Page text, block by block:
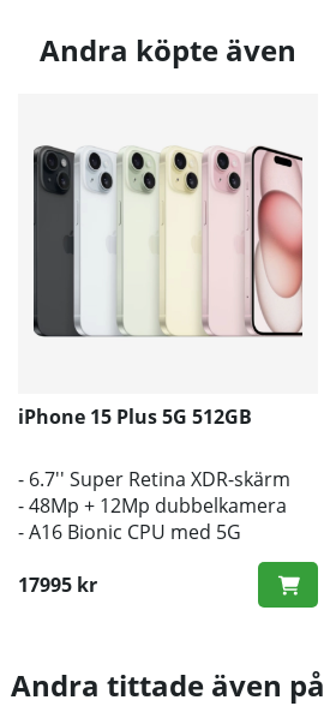
Andra köpte även
iPhone 15 Plus 5G 512GB
- 6.7'' Super Retina XDR-skärm
- 48Mp + 12Mp dubbelkamera
- A16 Bionic CPU med 5G
17995 kr
Andra tittade även på